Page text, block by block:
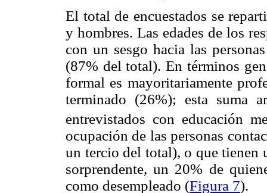
El total de encuestados se
y hombres. Las edades de los
con un sesgo hacia las
(87% del total). En términos
formal es mayoritariamente
terminado (26%); esta suma
entrevistados con educación
ocupación de las personas
un tercio del total), o que tienen
sorprendente, un 20% de
como desempleado (Figura 7).